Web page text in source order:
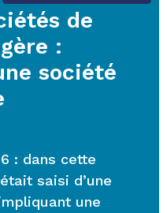
de
:
société
: dans cette
saisi d’une
une